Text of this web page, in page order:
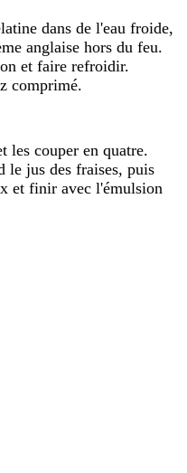
dans de l'eau froide,
anglaise hors du feu.
et faire refroidir.
comprimé.
les couper en quatre.
le jus des fraises, puis
et finir avec l'émulsion